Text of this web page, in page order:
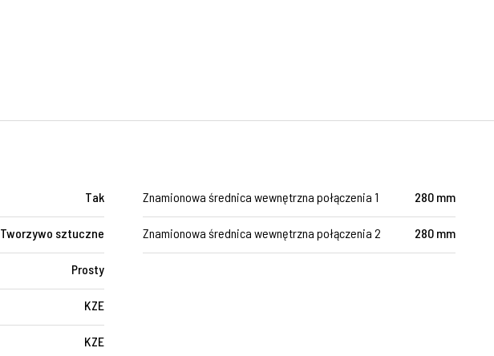
Tak
Tworzywo sztuczne
Prosty
KZE
KZE
Znamionowa średnica wewnętrzna połączenia 1 280 mm
Znamionowa średnica wewnętrzna połączenia 2 280 mm